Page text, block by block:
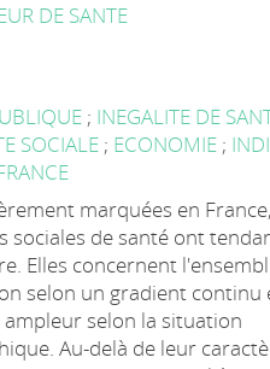
DE SANTE
; INEGALITE DE
SOCIALE ; ECONOMIE ;
marquées en
sociales de santé ont
Elles concernent
selon un gradient continu
ampleur selon la situation
Au-delà de leur